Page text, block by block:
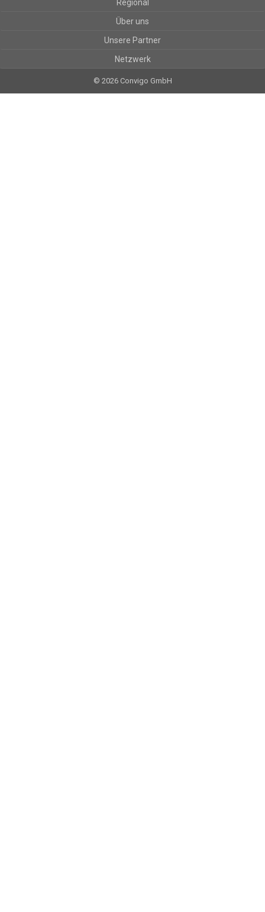
Regional
Über uns
Unsere Partner
Netzwerk
© 2026 Convigo GmbH